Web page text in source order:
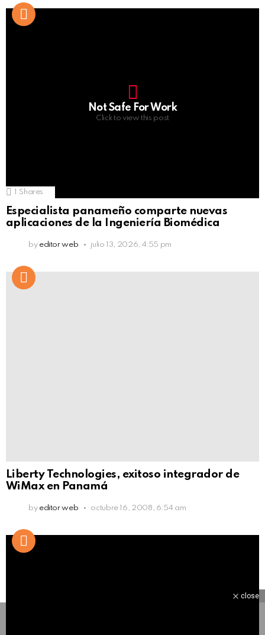
Not Safe For Work
Click to view this post
1 Shares
Especialista panameño comparte nuevas
aplicaciones de la Ingeniería Biomédica
by editor web julio 13, 2026, 4:55 pm
Liberty Technologies, exitoso integrador de
WiMax en Panamá
by editor web octubre 16, 2008, 6:54 am
close